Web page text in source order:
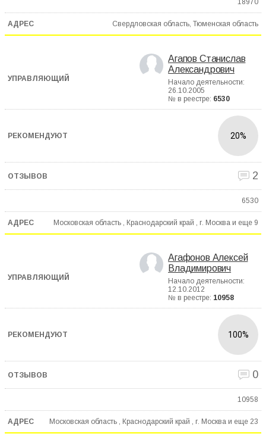
18970
Свердловская область, Тюменская область
Агапов Станислав
Александрович
Начало деятельности:
26.10.2005
№ в реестре: 6530
20%
2
6530
Московская область , Краснодарский край , г. Москва и еще 9
Агафонов Алексей
Владимирович
Начало деятельности:
12.10.2012
№ в реестре: 10958
100%
0
10958
Московская область , Краснодарский край , г. Москва и еще 23